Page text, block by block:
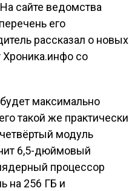
сайте ведомства
его
рассказал о новых
со
максимально
такой же практически
модуль
6,5-дюймовый
процессор
на 256 ГБ и